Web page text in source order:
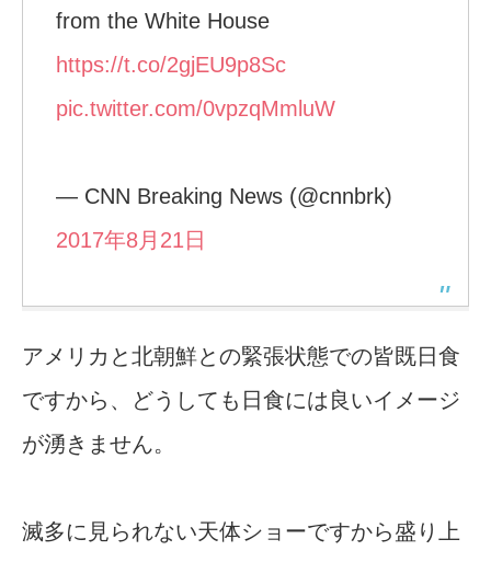
from the White House
https://t.co/2gjEU9p8Sc
pic.twitter.com/0vpzqMmluW
— CNN Breaking News (@cnnbrk)
2017年8月21日
アメリカと北朝鮮との緊張状態での皆既日食
ですから、どうしても日食には良いイメージ
が湧きません。
滅多に見られない天体ショーですから盛り上